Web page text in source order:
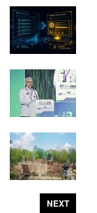
NEXT